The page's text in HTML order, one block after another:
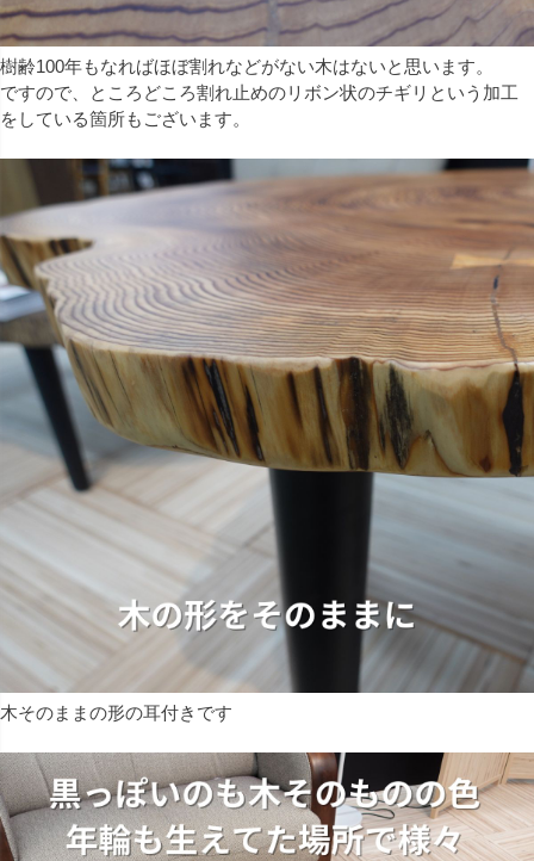
樹齢100年もなればほぼ割れなどがない木はないと思います。
ですので、ところどころ割れ止めのリボン状のチギリという加工
をしている箇所もございます。
木そのままの形の耳付きです